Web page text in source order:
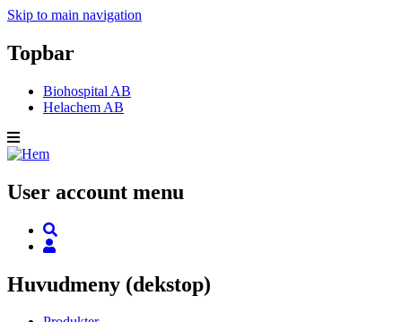
Skip to main navigation
Topbar
Biohospital AB
Helachem AB
User account menu
Huvudmeny (dekstop)